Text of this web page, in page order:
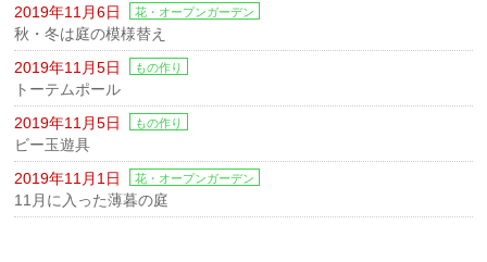
2019年11月6日
花・オープンガーデン
秋・冬は庭の模様替え
2019年11月5日
もの作り
トーテムポール
2019年11月5日
もの作り
ビー玉遊具
2019年11月1日
花・オープンガーデン
11月に入った薄暮の庭